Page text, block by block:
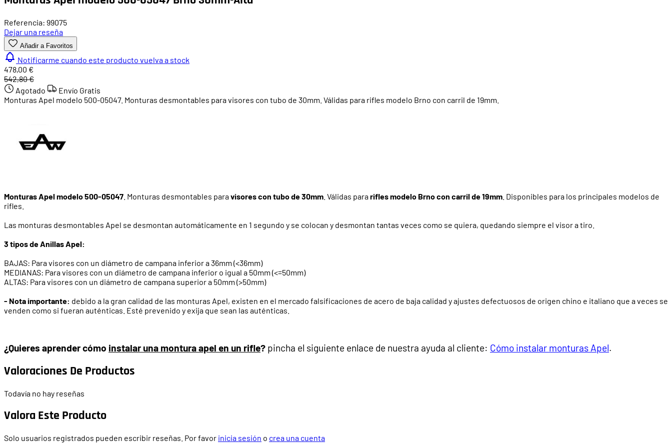
Referencia: 99075
Dejar una reseña
Añadir a Favoritos
Notificarme cuando este producto vuelva a stock
478,00 €
542,80 €
Agotado
Envío Gratis
Monturas Apel modelo 500-05047. Monturas desmontables para visores con tubo de 30mm. Válidas para rifles modelo Brno con carril de 19mm.
Monturas Apel modelo 500-05047 . Monturas desmontables paravisores con tubo de 30mm . Válidas pararifles modelo Brno con carril de 19mm . Disponibles para los principales modelos de
rifles.
Las monturas desmontables Apel se desmontan automáticamente en 1 segundo y se colocan y desmontan tantas veces como se quiera, quedando siempre el visor a tiro.
3 tipos de Anillas Apel:
BAJAS: Para visores con un diámetro de campana inferior a 36mm (<36mm)
MEDIANAS: Para visores con un diámetro de campana inferior o igual a 50mm (<=50mm)
ALTAS: Para visores con un diámetro de campana superior a 50mm (>50mm)
- Nota importante: debido a la gran calidad de las monturas Apel, existen en el mercado falsificaciones de acero de baja calidad y ajustes defectuosos de origen chino e italiano que a veces se
venden como si fueran auténticas. Esté prevenido y exija que sean las auténticas.
¿Quieres aprender cómo instalar una montura apel en un rifle? pincha el siguiente enlace de nuestra ayuda al cliente: Cómo instalar monturas Apel.
Valoraciones De Productos
Todavía no hay reseñas
Valora Este Producto
Solo usuarios registrados pueden escribir reseñas. Por favor inicia sesión o crea una cuenta